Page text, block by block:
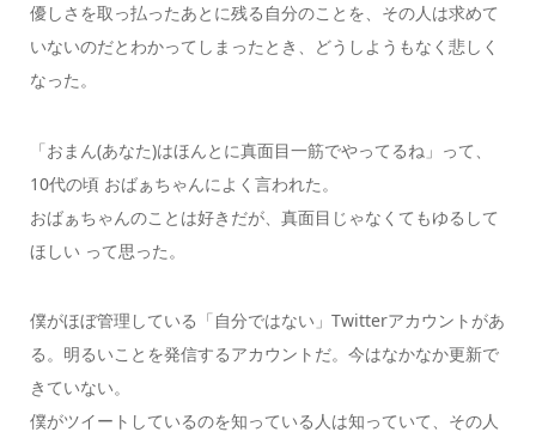
優しさを取っ払ったあとに残る自分のことを、その人は求めて
いないのだとわかってしまったとき、どうしようもなく悲しく
なった。
「おまん(あなた)はほんとに真面目一筋でやってるね」って、
10代の頃 おばぁちゃんによく言われた。
おばぁちゃんのことは好きだが、真面目じゃなくてもゆるして
ほしい って思った。
僕がほぼ管理している「自分ではない」Twitterアカウントがあ
る。明るいことを発信するアカウントだ。今はなかなか更新で
きていない。
僕がツイートしているのを知っている人は知っていて、その人